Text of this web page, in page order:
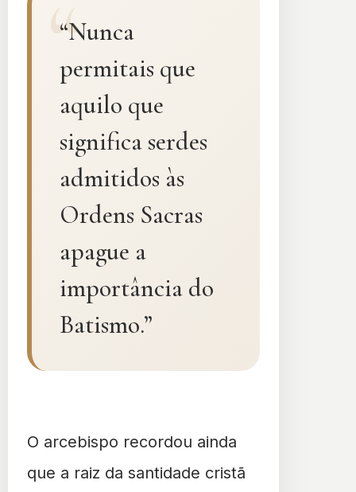
“Nunca
permitais que
aquilo que
significa serdes
admitidos às
Ordens Sacras
apague a
importância do
Batismo.”
O arcebispo recordou ainda
que a raiz da santidade cristã